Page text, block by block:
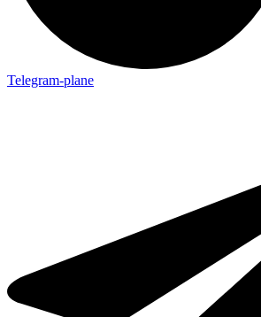
Telegram-plane